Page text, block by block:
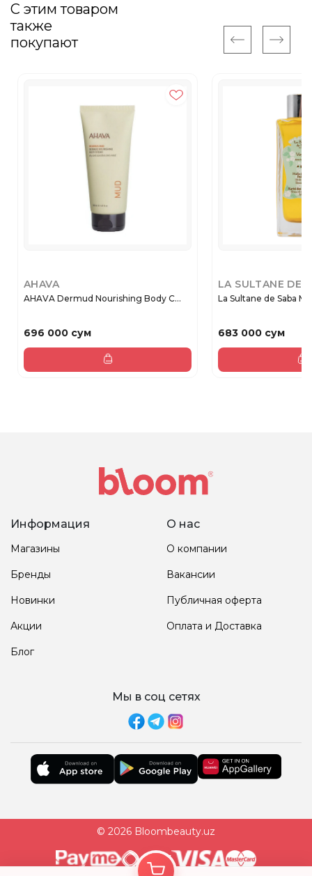
С этим товаром
также
покупают
AHAVA
AHAVA Dermud Nourishing Body C...
696 000 сум
LA SULTANE DE
La Sultane de Saba
683 000 сум
Информация
Магазины
Бренды
Новинки
Акции
Блог
О нас
О компании
Вакансии
Публичная оферта
Оплата и Доставка
Мы в соц сетях
© 2026 Bloombeauty.uz